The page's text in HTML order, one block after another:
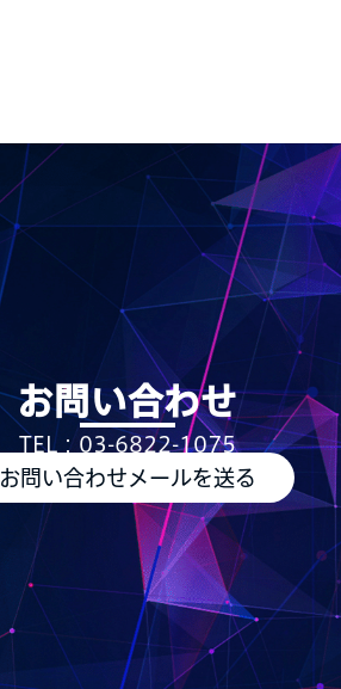
お問い合わせ
TEL：03-6822-1075
お問い合わせメールを送る